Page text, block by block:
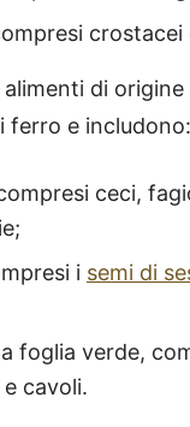
crostacei
di
ferro e includono:
ceci,
i semi di
foglia verde,
cavoli.